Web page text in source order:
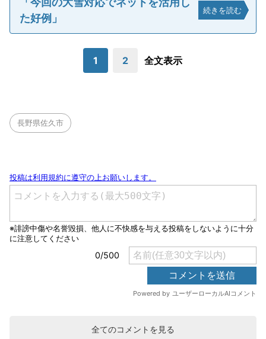
た好例」
続きを読む
1 2 全文表示
長野県佐久市
全てのコメントを見る